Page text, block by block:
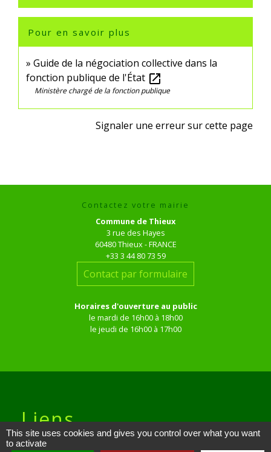
Pour en savoir plus
Guide de la négociation collective dans la
fonction publique de l'État open_in_new
Ministère chargé de la fonction publique
Signaler une erreur sur cette page
Contactez votre mairie
Commune de Thieux
3 rue des Hayes
60480 Thieux - FRANCE
+33 3 44 80 73 59
Contact par formulaire
Horaires d'ouverture au public
le mardi de 16h00 à 18h00
le jeudi de 16h00 à 17h00
Liens
Site réalisé par KOM Conseil
This site uses cookies and gives you control over what you want
to activate